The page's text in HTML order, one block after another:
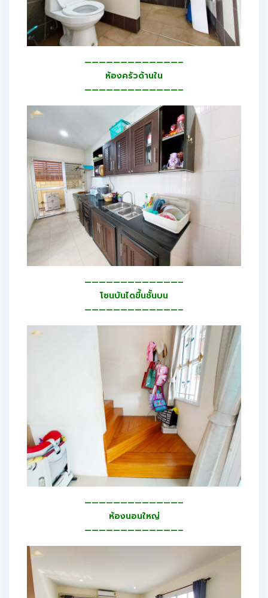
—————————————–
ห้องครัวด้านใน
—————————————–
—————————————–
โซนบันไดขึ้นชั้นบน
—————————————–
—————————————–
ห้องนอนใหญ่
—————————————–